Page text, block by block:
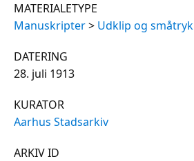
MATERIALETYPE
Manuskripter> Udklip og småtryk
DATERING
28. juli 1913
KURATOR
Aarhus Stadsarkiv
ARKIV ID